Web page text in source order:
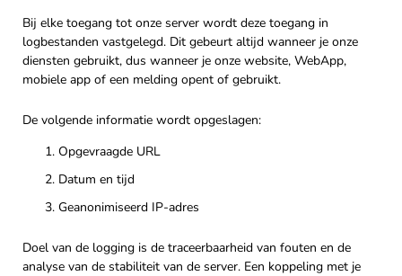
Bij elke toegang tot onze server wordt deze toegang in
logbestanden vastgelegd. Dit gebeurt altijd wanneer je onze
diensten gebruikt, dus wanneer je onze website, WebApp,
mobiele app of een melding opent of gebruikt.
De volgende informatie wordt opgeslagen:
Opgevraagde URL
Datum en tijd
Geanonimiseerd IP-adres
Doel van de logging is de traceerbaarheid van fouten en de
analyse van de stabiliteit van de server. Een koppeling met je